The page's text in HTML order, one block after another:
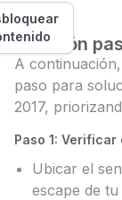
Solución
A
paso para
2017,
Paso 1:
Ubicar el
escape de